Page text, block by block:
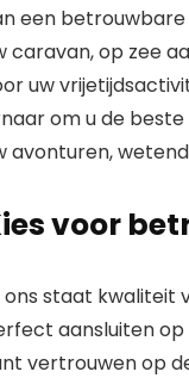
een
caravan, op zee
uw
om u de
avonturen,
voor
ons staat kwaliteit
aansluiten op
vertrouwen op